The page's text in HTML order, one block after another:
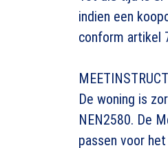
indien een
conform artikel
De woning is
NEN2580. De
passen voor